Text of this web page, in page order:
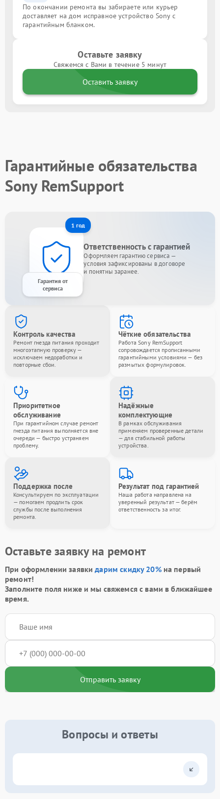
По окончании ремонта вы забираете или курьер
доставляет на дом исправное устройство Sony с
гарантийным бланком.
Оставьте заявку
Свяжемся с Вами в течение 5 минут
Оставить заявку
Гарантийные обязательства
Sony RemSupport
1 год
Гарантия от
сервиса
Ответственность с гарантией
Оформляем гарантию сервиса —
условия зафиксированы в договоре
и понятны заранее.
Контроль качества
Ремонт гнезда питания проходит
многоэтапную проверку —
исключаем недоработки и
повторные сбои.
Чёткие обязательства
Работа Sony RemSupport
сопровождается прописанными
гарантийными условиями — без
размытых формулировок.
Приоритетное
обслуживание
При гарантийном случае ремонт
гнезда питания выполняется вне
очереди — быстро устраняем
проблему.
Надёжные
комплектующие
В рамках обслуживания
применяем проверенные детали
— для стабильной работы
устройства.
Поддержка после
Консультируем по эксплуатации
— помогаем продлить срок
службы после выполнения
ремонта.
Результат под гарантией
Наша работа направлена на
уверенный результат — берём
ответственность за итог.
Оставьте заявку на ремонт
При оформлении заявкидарим скидку 20%на первый
ремонт!
Заполните поля ниже и мы свяжемся с вами в ближайшее
время.
Отправить заявку
Вопросы и ответы